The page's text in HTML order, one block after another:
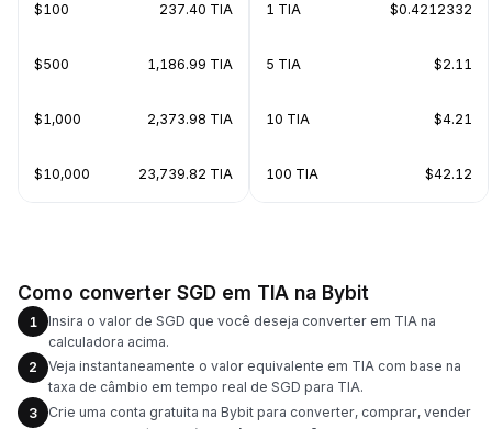
$100 237.40 TIA
$500 1,186.99 TIA
$1,000 2,373.98 TIA
$10,000 23,739.82 TIA
1 TIA $0.4212332
5 TIA $2.11
10 TIA $4.21
100 TIA $42.12
Como converter SGD em TIA na Bybit
1
Insira o valor de SGD que você deseja converter em TIA na
calculadora acima.
2
Veja instantaneamente o valor equivalente em TIA com base na
taxa de câmbio em tempo real de SGD para TIA.
3
Crie uma conta gratuita na Bybit para converter, comprar, vender